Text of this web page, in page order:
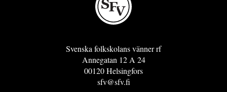
Svenska folkskolans vänner rf
Annegatan 12 A 24
00120 Helsingfors
sfv@sfv.fi